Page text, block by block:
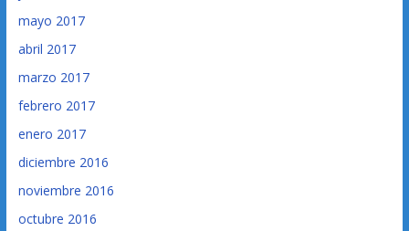
mayo 2017
abril 2017
marzo 2017
febrero 2017
enero 2017
diciembre 2016
noviembre 2016
octubre 2016